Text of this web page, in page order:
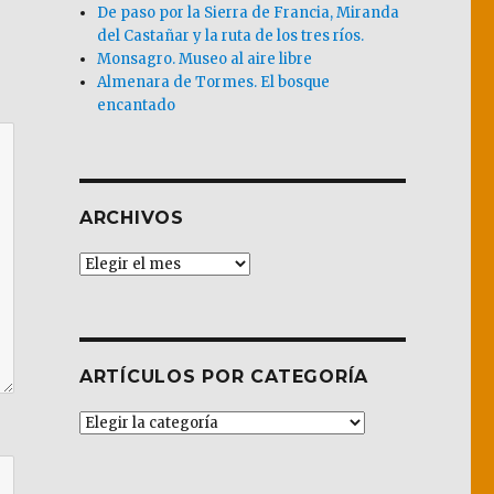
De paso por la Sierra de Francia, Miranda
del Castañar y la ruta de los tres ríos.
Monsagro. Museo al aire libre
Almenara de Tormes. El bosque
encantado
ARCHIVOS
Archivos
ARTÍCULOS POR CATEGORÍA
Artículos